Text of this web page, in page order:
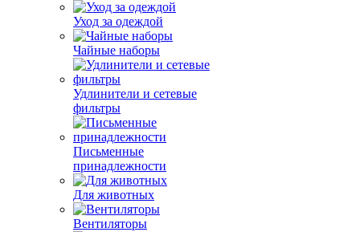
Уход за одеждой
Чайные наборы
Удлинители и сетевые
фильтры
Письменные
принадлежности
Для животных
Вентиляторы